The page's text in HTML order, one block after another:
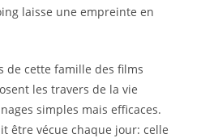
laisse une empreinte en
de cette famille des films
les travers de la vie
simples mais efficaces.
être vécue chaque jour: celle